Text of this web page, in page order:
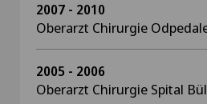
2007 - 2010
Oberarzt Chirurgie
2005 - 2006
Oberarzt Chirurgie Spital